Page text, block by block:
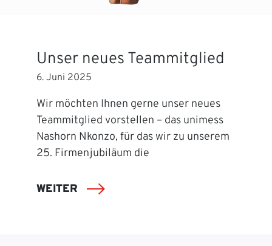
Unser neues Teammitglied
6. Juni 2025
Wir möchten Ihnen gerne unser neues
Teammitglied vorstellen – das unimess
Nashorn Nkonzo, für das wir zu unserem
25. Firmenjubiläum die
WEITER